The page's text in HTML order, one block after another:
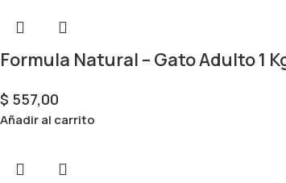
Formula Natural – Gato Adulto 1
$ 557,00
Añadir al carrito